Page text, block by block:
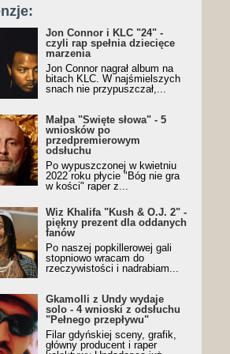
Jon Connor i KLC "24" -
czyli rap spełnia dziecięce
marzenia
Jon Connor nagrał album na
bitach KLC. W najśmielszych
snach nie przypuszczał,...
Małpa "Święte słowa" - 5
wniosków po
przedpremierowym
odsłuchu
Po wypuszczonej w kwietniu
2022 roku płycie "Bóg nie gra
w kości" raper z...
Wiz Khalifa "Kush & O.J. 2" -
piękny prezent dla oddanych
fanów
Po naszej popkillerowej gali
stopniowo wracam do
rzeczywistości i nadrabiam...
Gkamolli z Undy wydaje
solo - 4 wnioski z odsłuchu
"Pełnego przepływu"
Filar gdyńskiej sceny, grafik,
główny producent i raper